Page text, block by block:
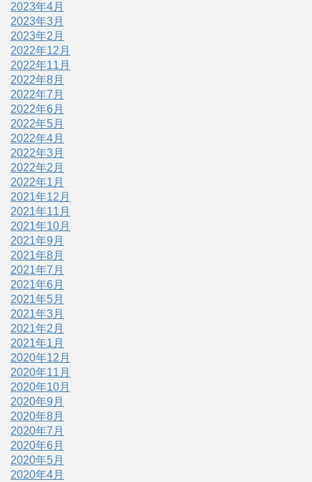
2023年4月
2023年3月
2023年2月
2022年12月
2022年11月
2022年8月
2022年7月
2022年6月
2022年5月
2022年4月
2022年3月
2022年2月
2022年1月
2021年12月
2021年11月
2021年10月
2021年9月
2021年8月
2021年7月
2021年6月
2021年5月
2021年3月
2021年2月
2021年1月
2020年12月
2020年11月
2020年10月
2020年9月
2020年8月
2020年7月
2020年6月
2020年5月
2020年4月